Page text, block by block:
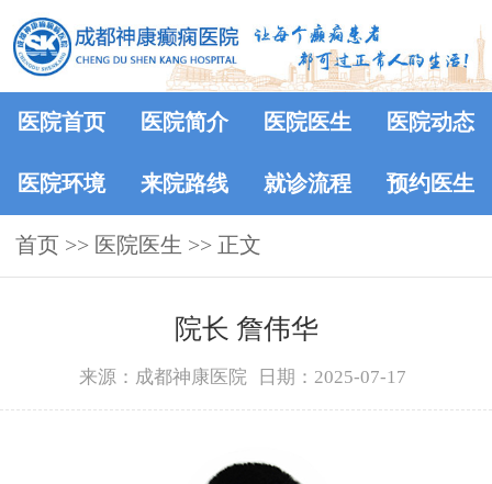
医院首页 医院简介 医院医生 医院动态
医院环境 来院路线 就诊流程 预约医生
首页 >> 医院医生 >> 正文
院长 詹伟华
来源：成都神康医院 日期：2025-07-17